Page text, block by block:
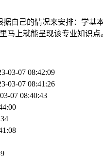
自己的情况来安排：学
马上就能呈现该专业知识点
03-07 08:42:09
03-07 08:41:26
07 08:40:43